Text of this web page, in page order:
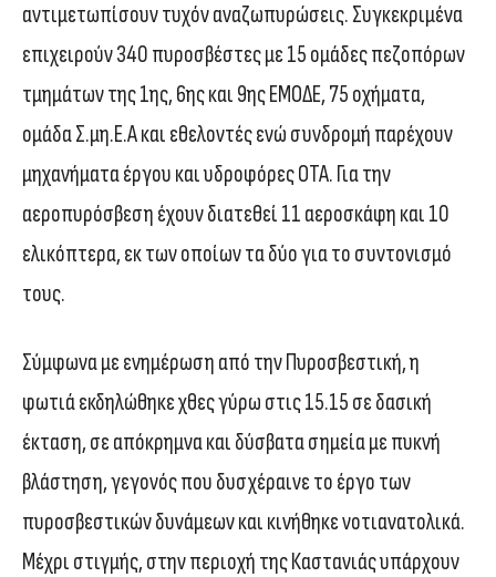
αντιμετωπίσουν τυχόν αναζωπυρώσεις. Συγκεκριμένα
επιχειρούν 340 πυροσβέστες με 15 ομάδες πεζοπόρων
τμημάτων της 1ης, 6ης και 9ης ΕΜΟΔΕ, 75 οχήματα,
ομάδα Σ.μη.Ε.Α και εθελοντές ενώ συνδρομή παρέχουν
μηχανήματα έργου και υδροφόρες ΟΤΑ. Για την
αεροπυρόσβεση έχουν διατεθεί 11 αεροσκάφη και 10
ελικόπτερα, εκ των οποίων τα δύο για το συντονισμό
τους.
Σύμφωνα με ενημέρωση από την Πυροσβεστική, η
φωτιά εκδηλώθηκε χθες γύρω στις 15.15 σε δασική
έκταση, σε απόκρημνα και δύσβατα σημεία με πυκνή
βλάστηση, γεγονός που δυσχέραινε το έργο των
πυροσβεστικών δυνάμεων και κινήθηκε νοτιανατολικά.
Μέχρι στιγμής, στην περιοχή της Καστανιάς υπάρχουν